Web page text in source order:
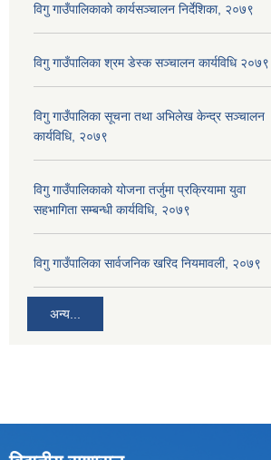
विगु गाउँपालिकाको कार्यसञ्‍चालन निर्देशिका, २०७९
विगु गाउँपालिका श्रम डेस्क सञ्चालन कार्यविधि २०७९
विगु गाउँपालिका सूचना तथा अभिलेख केन्द्र सञ्चालन
कार्यविधि, २०७९
विगु गाउँपालिकाको योजना तर्जुमा प्रक्रियामा युवा
सहभागिता सम्बन्धी कार्यविधि, २०७९
विगु गाउँपालिका सार्वजनिक खरिद नियमावली, २०७९
अन्य...